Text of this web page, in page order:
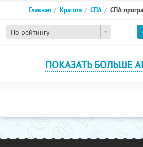
По рейтингу
Главная Красота СПА СПА-
ПОКАЗАТЬ БОЛЬШЕ